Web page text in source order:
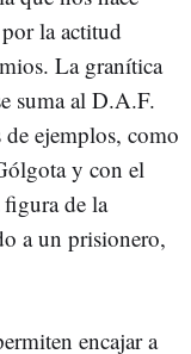
la actitud
La granítica
suma al D.A.F.
ejemplos, como
y con el
de la
a un prisionero,
encajar a